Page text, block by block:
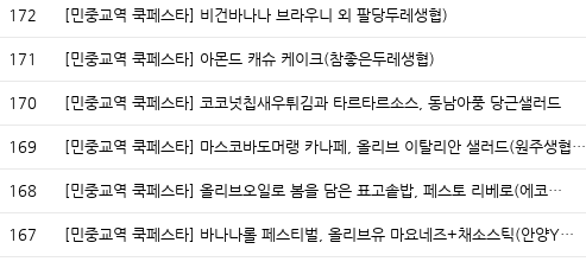
172 [민중교역 쿡페스타] 비건바나나 브라우니 외 팔당두레생협)
171 [민중교역 쿡페스타] 아몬드 캐슈 케이크(참좋은두레생협)
170 [민중교역 쿡페스타] 코코넛칩새우튀김과 타르타르소스, 동남아풍 당근샐러드
169 [민중교역 쿡페스타] 마스코바도머랭 카나페, 올리브 이탈리안 샐러드(원주생협…
168 [민중교역 쿡페스타] 올리브오일로 봄을 담은 표고솥밥, 페스토 리베로(에코…
167 [민중교역 쿡페스타] 바나나롤 페스티벌, 올리브유 마요네즈+채소스틱(안양Y…